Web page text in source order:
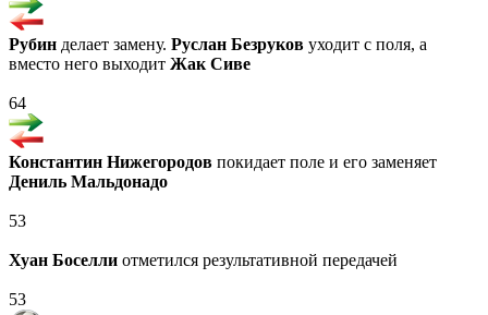
Рубин делает замену. Руслан Безруков уходит с поля, а
вместо него выходит Жак Сиве
64
Константин Нижегородов покидает поле и его заменяет
Дениль Мальдонадо
53
Хуан Боселли отметился результативной передачей
53